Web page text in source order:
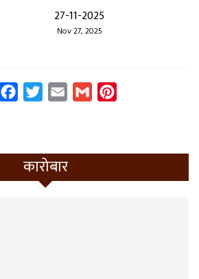
27-11-2025
Nov 27, 2025
WhatsAppFacebookTwitterEmail Gmail
कारोबार